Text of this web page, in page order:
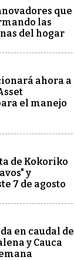
que
las
del hogar
ahora a
el manejo
de Kokoriko
y
7 de agosto
en caudal de
y Cauca